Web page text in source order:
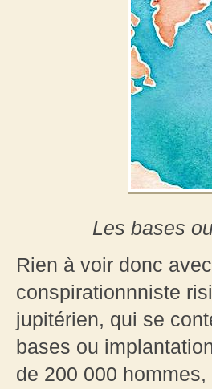
Les bases
Rien à voir donc
conspirationnniste
jupitérien, qui se
bases ou
de 200 000